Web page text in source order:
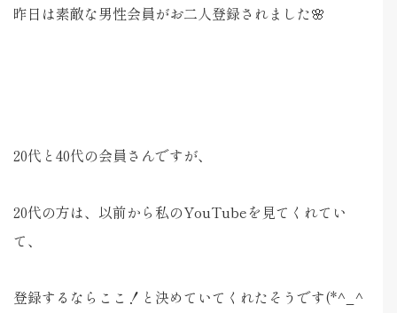
昨日は素敵な男性会員がお二人登録されました🌸
20代と40代の会員さんですが、
20代の方は、以前から私のYouTubeを見てくれてい
て、
登録するならここ！と決めていてくれたそうです(*^_^